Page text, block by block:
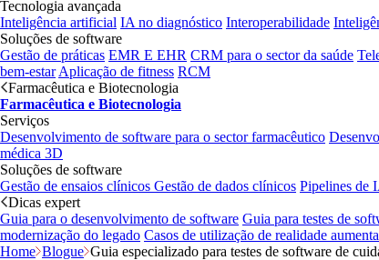
Tecnologia avançada
Inteligência artificial IA no diagnóstico Interoperabilidade
Soluções de software
Gestão de práticas EMR E EHR CRM para o sector da saúde
bem-estar Aplicação de fitness RCM
Farmacêutica e Biotecnologia
Farmacêutica e Biotecnologia
Serviços
Desenvolvimento de software para o sector farmacêutico
médica 3D
Soluções de software
Gestão de ensaios clínicos Gestão de dados clínicos Pipelines de
Dicas expert
Guia para o desenvolvimento de software Guia para testes de
modernização do legado Casos de utilização de realidade
Home Blogue Guia especializado para testes de software de